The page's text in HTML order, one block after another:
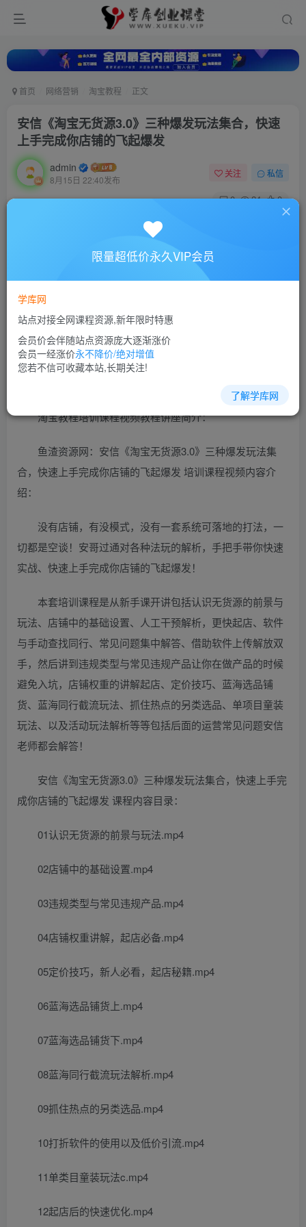
首页 网络营销 淘宝教程 正文
安信《淘宝无货源3.0》三种爆发玩法集合，快速‬‬
上手完成你店铺的飞起‬‬爆发
admin
8月15日 22:40发布
关注 私信
0 24 0
此内容为付费资源，请付费后查看
10
立即购买
您当前未登录！建议登陆后购买，可保存购买订单
淘宝教程培训课程视频教程讲座简介：
鱼渣资源网：安信《淘宝无货源3.0》三种爆发玩法集
合，快速‬‬上手完成你店铺的飞起‬‬爆发 培训课程视频内容介
绍：
没有店铺，有没‬‬模式，没有一套系统可落地的打法，一
切都是空谈！安哥过通‬‬对各种法玩‬‬的解析，手把手带你快速‬‬
实战、快速‬‬上手完成你店铺的飞起‬‬爆发！
本套培训课程是从新手课开讲包括认识无货源的前景与
玩法、店铺中的基础设置、人工干预解析，更快起店、软件
与手动查找同行、常见问题集中解答、借助软件上传解放双
手，然后讲到违规类型与常见违规产品让你在做产品的时候
避免入坑，店铺权重的讲解起店、定价技巧、蓝海选品铺
货、蓝海同行截流玩法、抓住热点的另类选品、单项目童装
玩法、以及活动玩法解析等等包括后面的运营常见问题安信
老师都会解答！
安信《淘宝无货源3.0》三种爆发玩法集合，快速‬‬上手完
成你店铺的飞起‬‬爆发 课程内容目录：
01认识无货源的前景与玩法.mp4
02店铺中的基础设置.mp4
03违规类型与常见违规产品.mp4
04店铺权重讲解，起店必备.mp4
05定价技巧，新人必看，起店秘籍.mp4
06蓝海选品铺货上.mp4
07蓝海选品铺货下.mp4
08蓝海同行截流玩法解析.mp4
09抓住热点的另类选品.mp4
10打折软件的使用以及低价引流.mp4
11单类目童装玩法c.mp4
12起店后的快速优化.mp4
限量超低价永久VIP会员
学库网
站点对接全网课程资源,新年限时特惠
会员价会伴随站点资源庞大逐渐涨价
会员一经涨价永不降价/绝对增值
您若不信可收藏本站,长期关注!
了解学库网